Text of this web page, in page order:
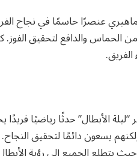
عنصرًا حاسمًا في نجاح
الحماس والدافع لتحقيق
“ليلة الأبطال” حدثًا رياضيًا
يسعون دائمًا لتحقيق